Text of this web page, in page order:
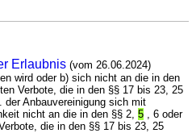
Erlaubnis (vom 26.06.2024)
wird oder b) sich nicht an die in den
Verbote, die in den §§ 17 bis 23, 25
der Anbauvereinigung sich mit
nicht an die in den §§ 2,5 , 6 oder
die in den §§ 17 bis 23, 25